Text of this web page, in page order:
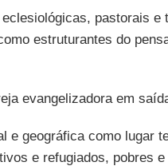
pastorais e
estruturantes do
evangelizadora em
e geográfica como lugar
e refugiados, pobres